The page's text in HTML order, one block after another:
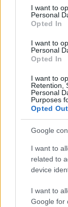
consent section.
I want to
Personal
Opted In
I want to
Personal
Opted In
I want to
Retention,
Personal
Purposes
Opted Out
Google
I want to
related to
device
I want to
Google for
Ki is
kell
világevő•2015.